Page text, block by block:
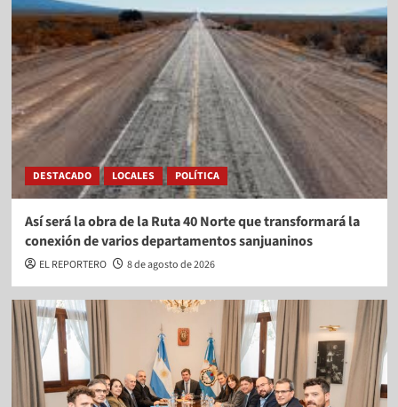
DESTACADO LOCALES POLÍTICA
Así será la obra de la Ruta 40 Norte que transformará la
conexión de varios departamentos sanjuaninos
EL REPORTERO 8 de agosto de 2026